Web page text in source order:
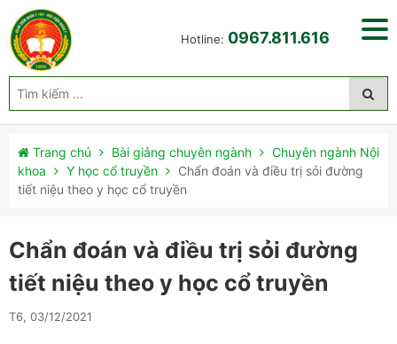
Hotline: 0967.811.616
Trang chủ Bài giảng chuyên ngành
Chuyên ngành Nội
khoa
Y học cổ truyền
Chẩn đoán và điều trị sỏi đường
tiết niệu theo y học cổ truyền
Chẩn đoán và điều trị sỏi đường
tiết niệu theo y học cổ truyền
T6, 03/12/2021